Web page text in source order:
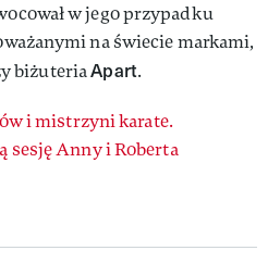
w jego przypadku
na świecie markami,
biżuteriaApart.
i mistrzyni karate.
sesję Anny i Roberta